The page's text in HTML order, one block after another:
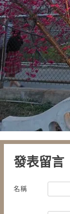
發表留言
名稱